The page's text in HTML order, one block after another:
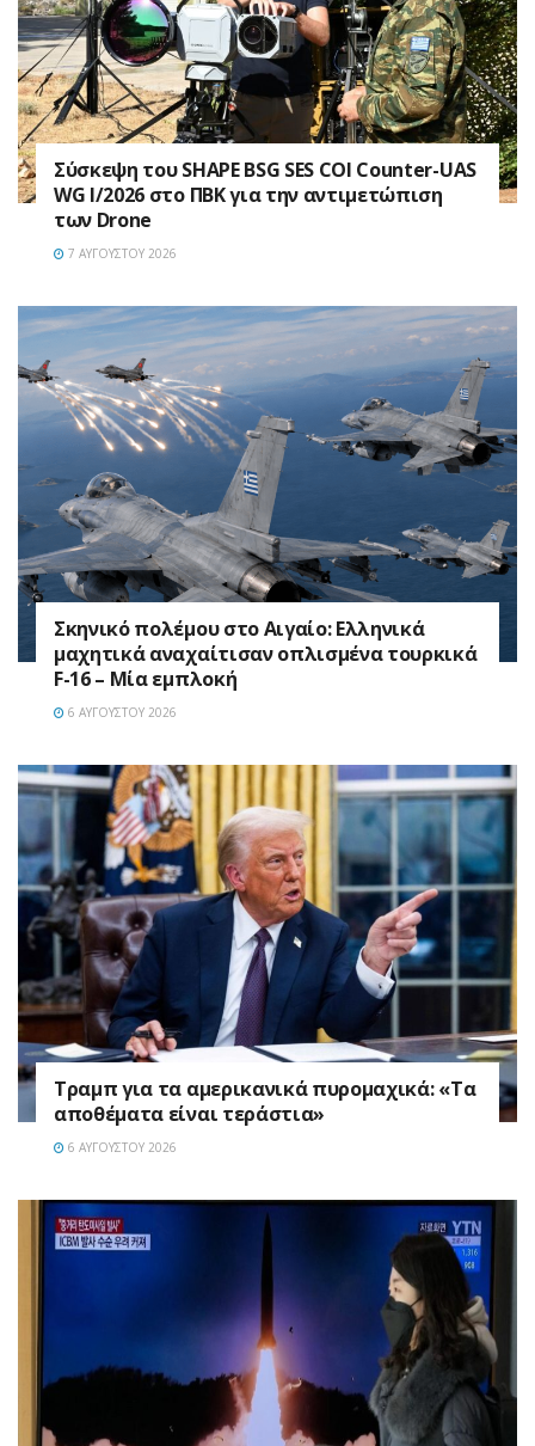
Σύσκεψη του SHAPE BSG SES COI Counter-UAS
WG I/2026 στο ΠΒΚ για την αντιμετώπιση
των Drone
7 ΑΥΓΟΎΣΤΟΥ 2026
Σκηνικό πολέμου στο Αιγαίο: Ελληνικά
μαχητικά αναχαίτισαν οπλισμένα τουρκικά
F-16 – Μία εμπλοκή
6 ΑΥΓΟΎΣΤΟΥ 2026
Τραμπ για τα αμερικανικά πυρομαχικά: «Τα
αποθέματα είναι τεράστια»
6 ΑΥΓΟΎΣΤΟΥ 2026